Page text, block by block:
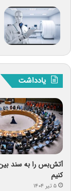
یادداشت
آتش‌بس را به سند
کنیم
۵ تیر ۱۴۰۴